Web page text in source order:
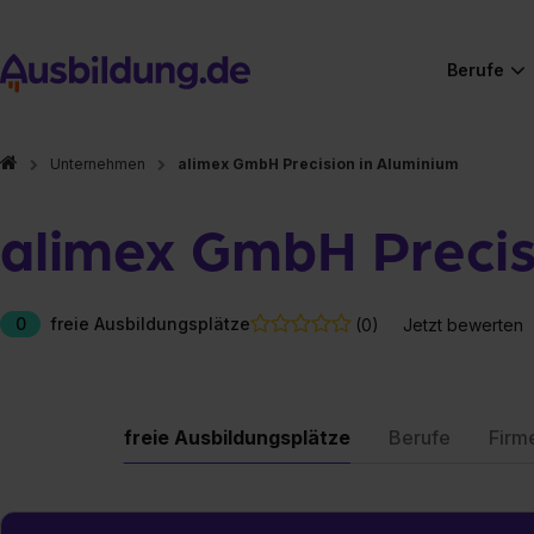
Berufe
Unternehmen alimex GmbH Precision in Aluminium
alimex GmbH
0 freie Ausbildungsplätze (0) Jetzt bewerten
freie Ausbildungsplätze Berufe